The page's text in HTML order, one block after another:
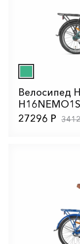
Велосипед
27296 Р